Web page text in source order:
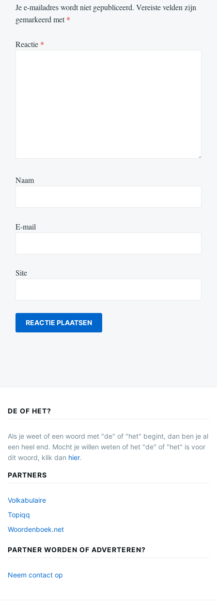
Je e-mailadres wordt niet gepubliceerd. Vereiste velden zijn
gemarkeerd met*
Reactie *
Naam
E-mail
Site
DE OF HET?
Als je weet of een woord met "de" of "het" begint, dan ben je al
een heel end. Mocht je willen weten of het "de" of "het" is voor
dit woord, klik dan hier.
PARTNERS
Volkabulaire
Topiqq
Woordenboek.net
PARTNER WORDEN OF ADVERTEREN?
Neem contact op